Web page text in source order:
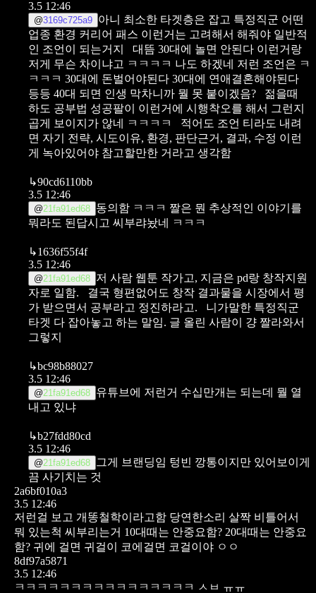
3.5 12:46
@3169c725a9 아니 최소한 타겟층은 잡고 특정직군 어떤
업종 환경 커리어 패스 이런거는 고려해서 해줘야 일반적
인 조언이 되는거지
대뜸 30대에 놀면 안된다 이런거랑
저게 무슨 차이냐고 ㅋㅋㅋㅋ 나도 하겠네 저런 조언은 ㅋ
ㅋㅋㅋ 30대에 돈벌어야된다 30대에 연애결혼해야된다
등등 40대 되면 인생 막차니까 뭘 못 붙이겠음?
젊을때
하도 공부법 성공팔이 이런거에 시행착오를 해서 그런지
곱게 보이지가 않네 ㅋㅋㅋㅋ
적어도 조언 티라도 내려
면 자기 전략, 시도이유, 환경, 판단근거, 결과, 수정 이런
게 녹아있어야 참고할만한 거라고 생각함
↳90cd6110bb
3.5 12:46
@21fa91ed68 동의함 ㅋㅋㅋ 짤은 뭔 추상적인 이야기를
뭐라도 된답시고 씨부랴놨네 ㅋㅋㅋ
↳1636f55f4f
3.5 12:46
@21fa91ed68 저 사람 웹툰 작가고, 지금은 pd랑 창작지원
자로 일함.
결국 형편없어도 창작 결과물을 시장에서 평
가 받으면서 공부라고 정진하라고.
니가말한 특정직군
타겟 다 잡아놓고 하는 말임. 글 올린 사람이 걍 짤라와서
그렇지
↳bc98b88027
3.5 12:46
@21fa91ed68 유튜브에 저런거 수십만개는 되는데 뭘 열
내고 있냐
↳b27fdd80cd
3.5 12:46
@21fa91ed68 그게 브랜딩임 텅빈 깡통이지만 있어보이게
끔 사기치는 것
2a6bf010a3
3.5 12:46
저런걸 보고 개똥철학이라고함 당연한소리 살짝 비틀어서
뭐 있는척 씨부리는거 10대때는 안중요함? 20대때는 안중요
함? 귀에 걸면 귀걸이 코에걸면 코걸이야 ㅇㅇ
8df97a5871
3.5 12:46
ㅋㅋㅋㅋㅋㅋㅋㅋㅋㅋㅋㅋㅋㅋㅋㅋ ㅅㅂ ㅠㅠ